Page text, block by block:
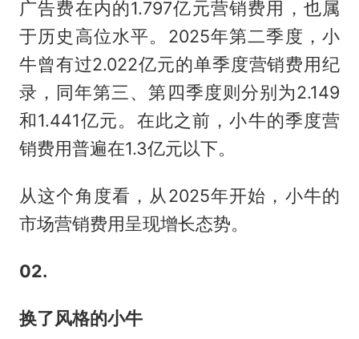
广告费在内的1.797亿元营销费用，也属
于历史高位水平。2025年第二季度，小
牛曾有过2.022亿元的单季度营销费用纪
录，同年第三、第四季度则分别为2.149
和1.441亿元。在此之前，小牛的季度营
销费用普遍在1.3亿元以下。
从这个角度看，从2025年开始，小牛的
市场营销费用呈现增长态势。
02.
换了风格的小牛